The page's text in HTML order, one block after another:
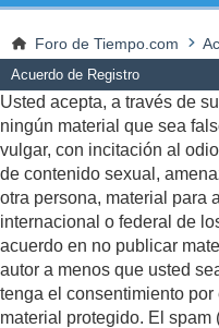
Foro de Tiempo.com
Acuerdo de Registro
Usted acepta, a través de
ningún material que sea
vulgar, con incitación al
de contenido sexual,
otra persona, material para
internacional o federal de
acuerdo en no publicar
autor a menos que usted
tenga el consentimiento
material protegido. El